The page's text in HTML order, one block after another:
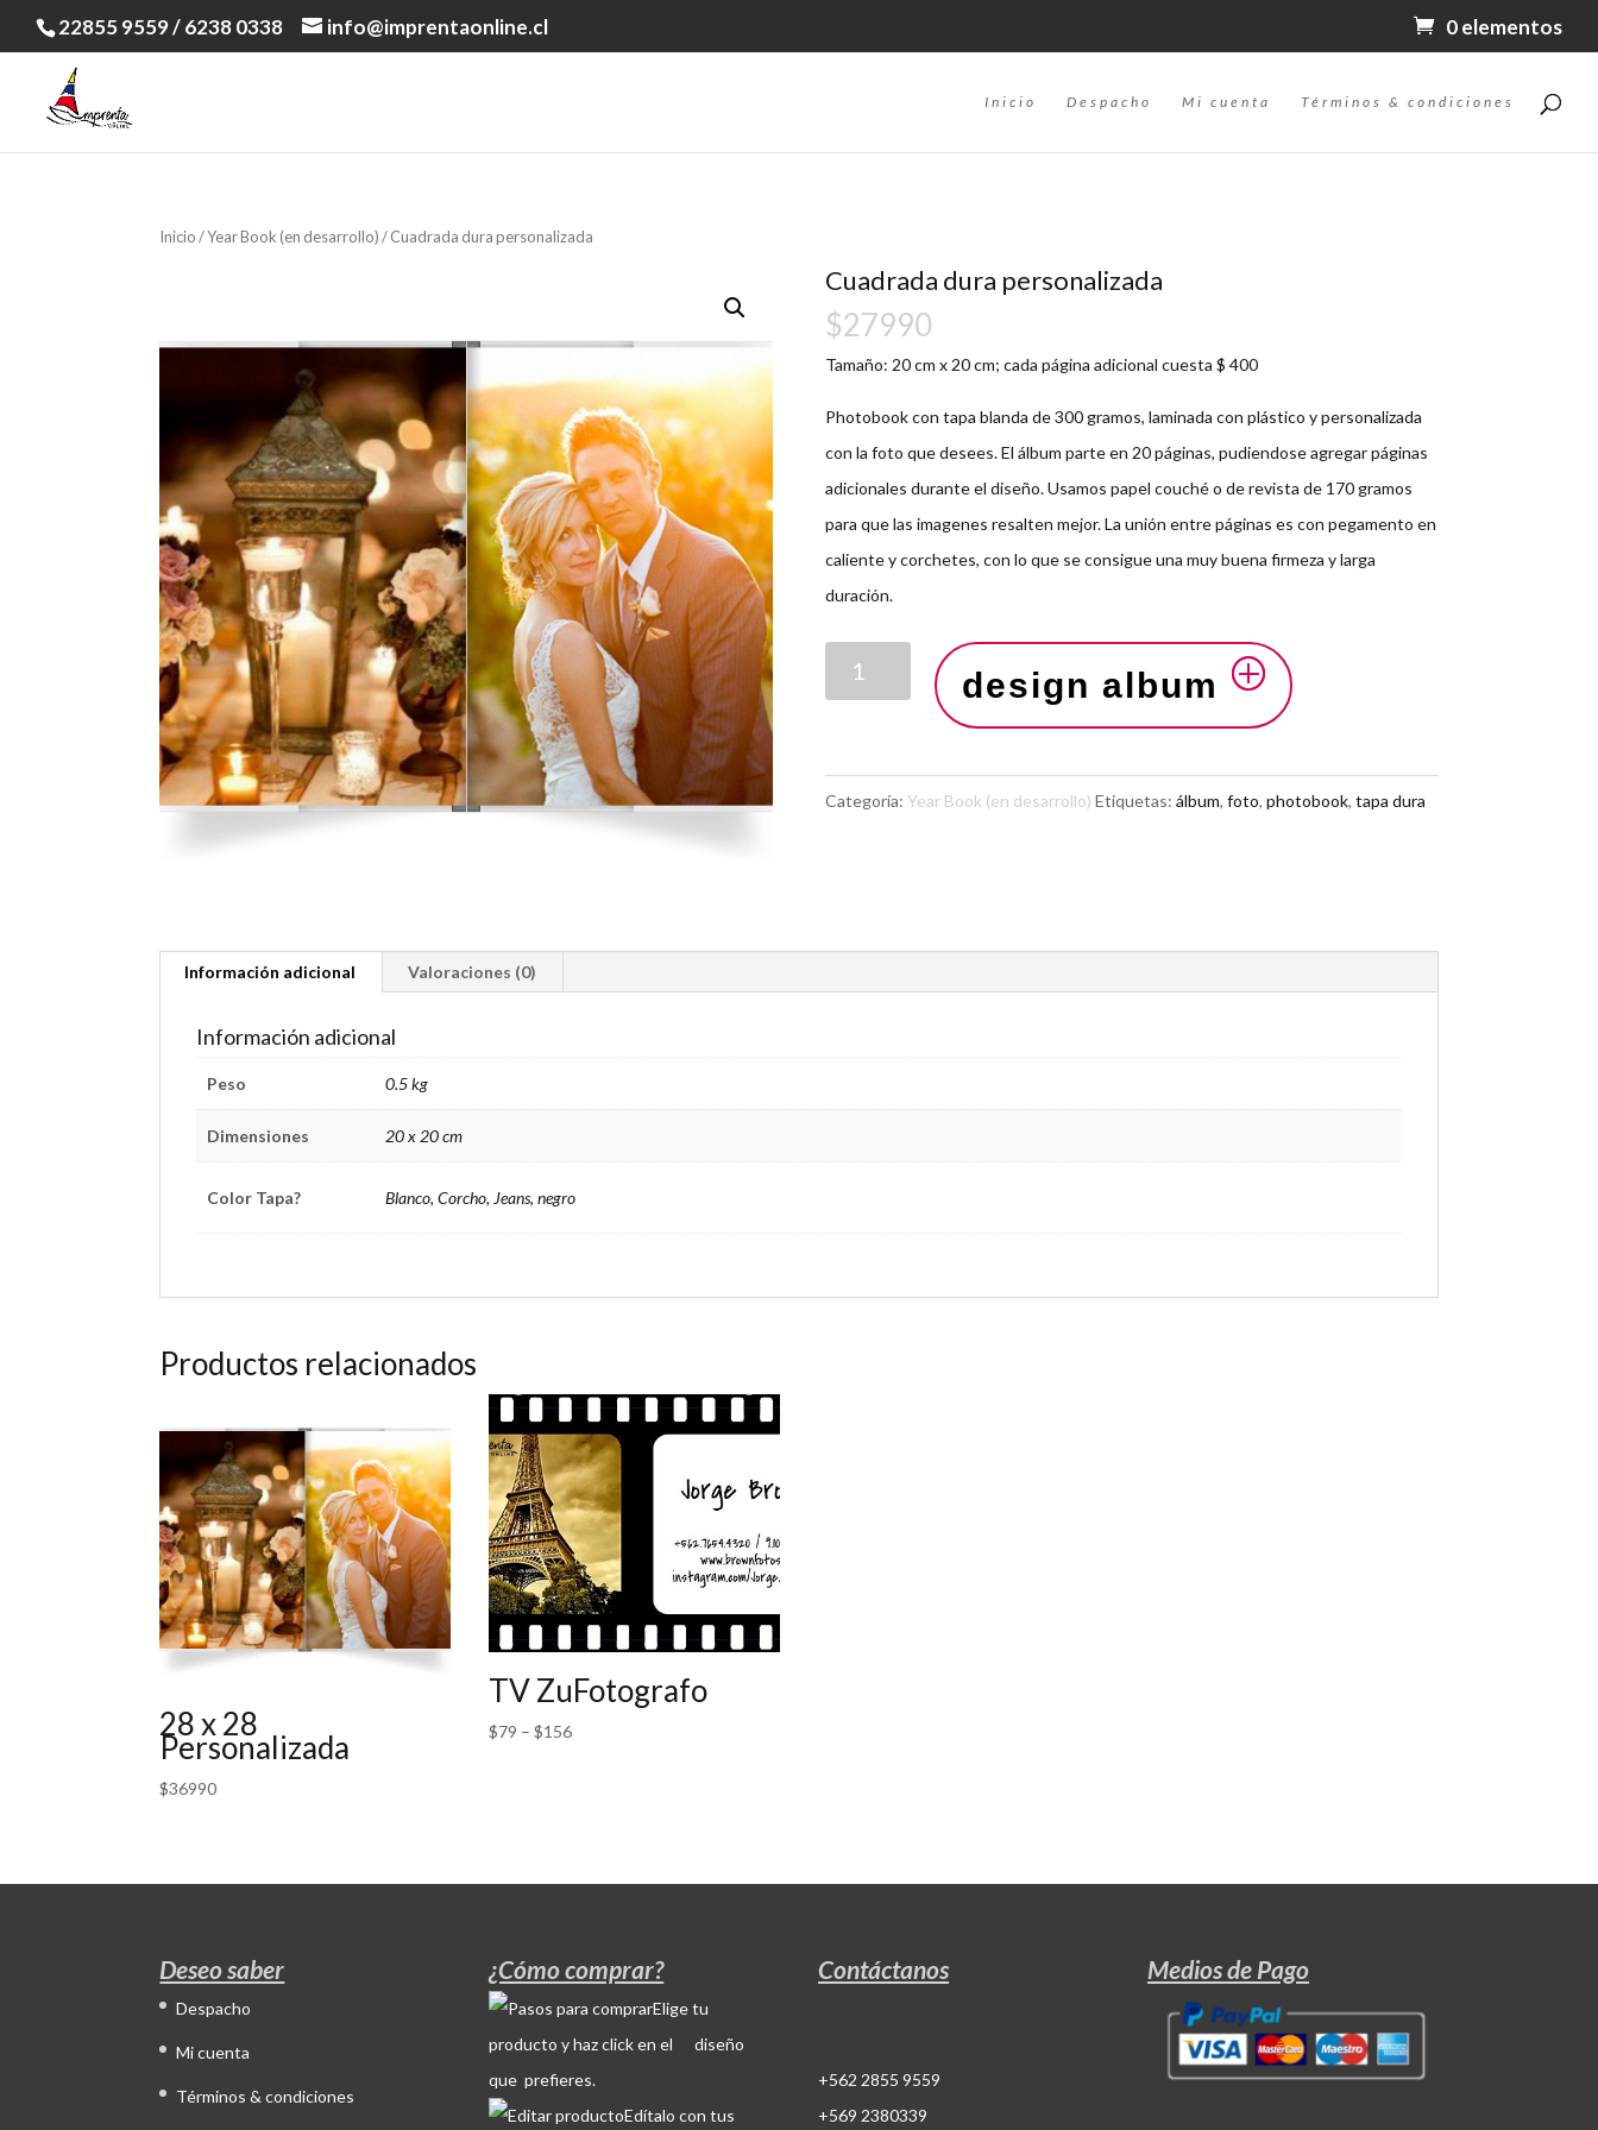
22855 9559 / 6238 0338 info@imprentaonline.cl 0 elementos
Inicio Despacho Mi cuenta Términos & condiciones
Inicio/Year Book (en desarrollo)/ Cuadrada dura personalizada
Cuadrada dura personalizada
$27990
Tamaño: 20 cm x 20 cm; cada página adicional cuesta $ 400
Photobook con tapa blanda de 300 gramos, laminada con plástico y personalizada
con la foto que desees. El álbum parte en 20 páginas, pudiendose agregar páginas
adicionales durante el diseño. Usamos papel couché o de revista de 170 gramos
para que las imagenes resalten mejor. La unión entre páginas es con pegamento en
caliente y corchetes, con lo que se consigue una muy buena firmeza y larga
duración.
design album
Categoría: Year Book (en desarrollo) Etiquetas: álbum, foto, photobook, tapa dura
Información adicional Valoraciones (0)
Información adicional
Peso 0.5 kg
Dimensiones 20 x 20 cm
Color Tapa? Blanco, Corcho, Jeans, negro
Productos relacionados
28 x 28
Personalizada
$36990
TV ZuFotografo
$79 –$156
Deseo saber
Despacho
Mi cuenta
Términos & condiciones
¿Cómo comprar?
Elige tu
producto y haz click en el diseño
que prefieres.
Edítalo con tus
Contáctanos
+562 2855 9559
+569 2380339
Medios de Pago